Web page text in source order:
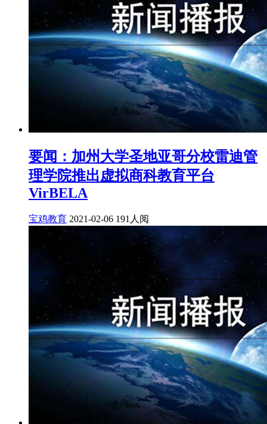
要闻：加州大学圣地亚哥分校雷迪管
理学院推出虚拟商科教育平台
VirBELA
宝鸡教育 2021-02-06 191人阅